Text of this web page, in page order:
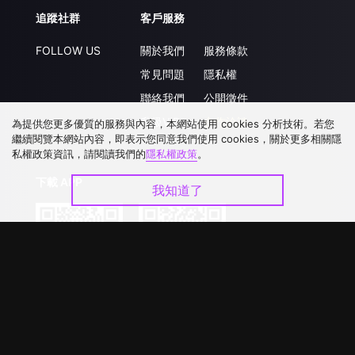
追蹤社群
FOLLOW US
客戶服務
關於我們
常見問題
聯絡我們
升級VIP
服務條款
隱私權
公開徵件
合作洽談
為提供您更多優質的服務與內容，本網站使用 cookies 分析技術。若您
繼續閱覽本網站內容，即表示您同意我們使用 cookies，關於更多相關隱
私權政策資訊，請閱讀我們的隱私權政策。
我知道了